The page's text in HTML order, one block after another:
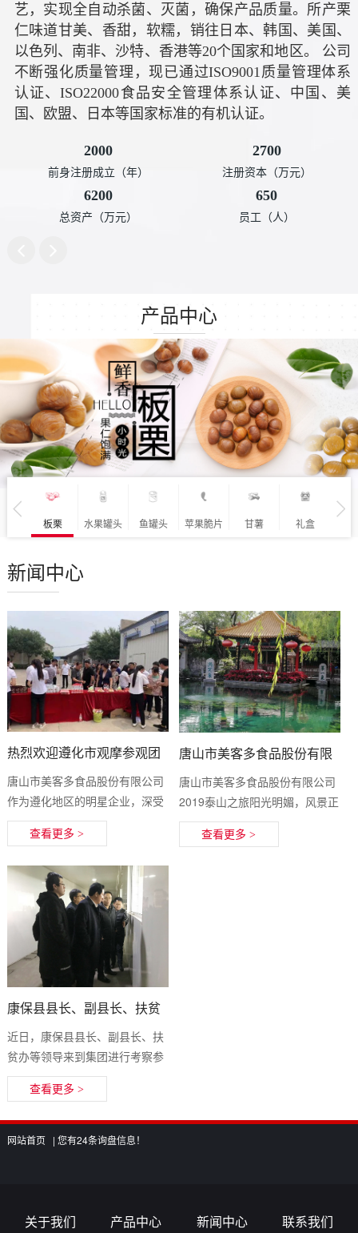
艺，实现全自动杀菌、灭菌，确保产品质量。所产栗
仁味道甘美、香甜，软糯，销往日本、韩国、美国、
以色列、南非、沙特、香港等20个国家和地区。 公司
不断强化质量管理，现已通过ISO9001质量管理体系
认证、ISO22000食品安全管理体系认证、中国、美
国、欧盟、日本等国家标准的有机认证。
2000
前身注册成立（年）
2700
注册资本（万元）
6200
总资产（万元）
650
员工（人）
产品中心
板栗 水果罐头 鱼罐头 苹果脆片 甘薯 礼盒
新闻中心
热烈欢迎遵化市观摩参观团
到美客多公司参观考察！
唐山市美客多食品股份有限公司
作为遵化地区的明星企业，深受
上级政府部门的重视和支持，7
月18日上午遵化市长董学忠带领
查看更多 >
唐山市美客多食品股份有限
公司2019泰山之旅
唐山市美客多食品股份有限公司
2019泰山之旅阳光明媚，风景正
好，公司为全体员工们组织了一
场有趣且意义非凡的泰山之旅。
查看更多 >
康保县县长、副县长、扶贫
办等领导到公司参观
近日，康保县县长、副县长、扶
贫办等领导来到集团进行考察参
观，先后参观了展厅，剥米车
间，罐头车间，胡总经理进行陪
查看更多 >
网站首页 | 您有24条询盘信息！
关于我们 产品中心 新闻中心 联系我们